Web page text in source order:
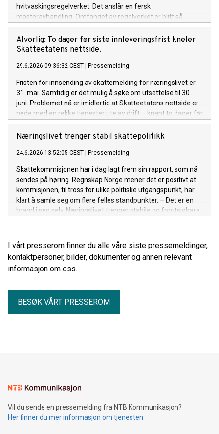
hvitvaskingsregelverket. Det anslår en fersk
masteravhandling. Omfanget av regelverket er blitt så
krevende at det er på overtid å se på forenklingsmuligheter,
mener Rune Aale-Hansen, administrerende direktør i
Regnskap Norge.
Alvorlig: To dager før siste innleveringsfrist kneler
Skatteetatens nettside.
29.6.2026 09:36:32 CEST Pressemelding
Fristen for innsending av skattemelding for næringslivet er
31. mai. Samtidig er det mulig å søke om utsettelse til 30.
juni. Problemet nå er imidlertid at Skatteetatens nettside er
nede med en rekke tjenester ute av drift – knapt to dager før
den utsatte fristen. - Dette er ugreit. Den siste tiden har vært
krevende for næringslivet i forbindelse med omlegging fra
ytterligere usikkerhet og heft rett før siste frist, sier Rune
Næringslivet trenger stabil skattepolitikk
24.6.2026 13:52:05 CEST Pressemelding
Skattekommisjonen har i dag lagt frem sin rapport, som nå
sendes på høring. Regnskap Norge mener det er positivt at
kommisjonen, til tross for ulike politiske utgangspunkt, har
klart å samle seg om flere felles standpunkter. – Det er en
bragd i seg selv. Næringslivet trenger stabile og forutsigbare
Regnskap Norge.
I vårt presserom finner du alle våre siste pressemeldinger,
kontaktpersoner, bilder, dokumenter og annen relevant
informasjon om oss.
BESØK VÅRT PRESSEROM
Vil du sende en pressemelding fra NTB Kommunikasjon?
Her finner du mer informasjon om tjenesten